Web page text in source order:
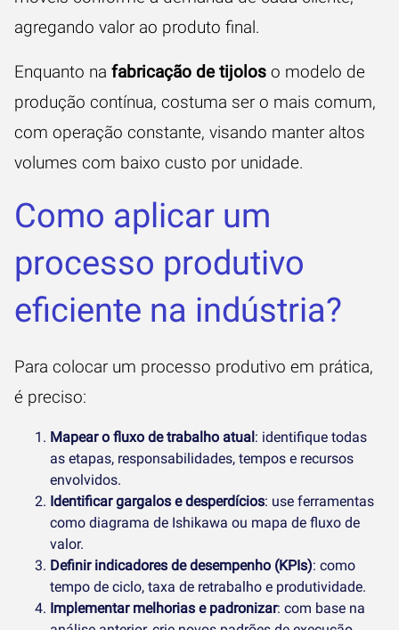
agregando valor ao produto final.
Enquanto na fabricação de tijolos o modelo de
produção contínua, costuma ser o mais comum,
com operação constante, visando manter altos
volumes com baixo custo por unidade.
Como aplicar um
processo produtivo
eficiente na indústria?
Para colocar um processo produtivo em prática,
é preciso:
Mapear o fluxo de trabalho atual: identifique todas
as etapas, responsabilidades, tempos e recursos
envolvidos.
Identificar gargalos e desperdícios: use ferramentas
como diagrama de Ishikawa ou mapa de fluxo de
valor.
Definir indicadores de desempenho (KPIs): como
tempo de ciclo, taxa de retrabalho e produtividade.
Implementar melhorias e padronizar: com base na